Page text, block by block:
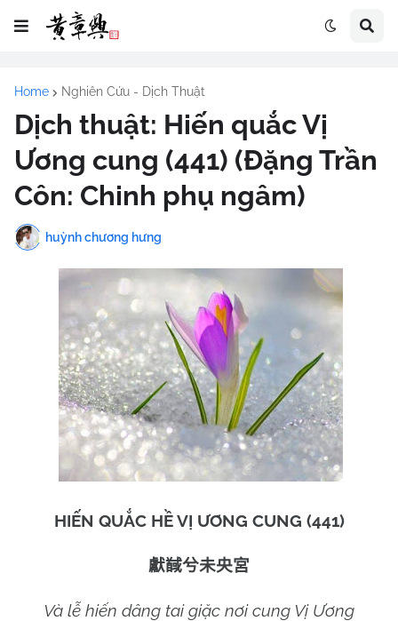
Home Nghiên Cứu - Dịch Thuật
Dịch thuật: Hiến quắc Vị
Ương cung (441) (Đặng Trần
Côn: Chinh phụ ngâm)
huỳnh chương hưng
HIẾN QUẮC HỀ VỊ ƯƠNG CUNG (441)
獻馘兮未央宮
Và lễ hiến dâng tai giặc nơi cung Vị Ương